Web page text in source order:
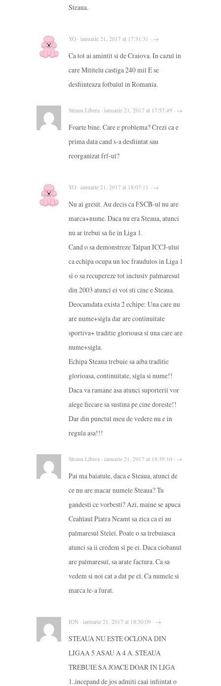
Steaua.
YO · ianuarie 21, 2017 at 17:31:31 · →
Ca tot ai amintit si de Craiova. In cazul in
care Mititelu castiga 240 mil E se
desfiinteaza fotbalul in Romania.
Steaua Libera · ianuarie 21, 2017 at 17:57:49 · →
Foarte bine. Care e problema? Crezi ca e
prima data cand s-a desfiintat sau
reorganizat frf-ul?
YO · ianuarie 21, 2017 at 18:07:11 · →
Nu ai gresit. Au decis ca FSCB-ul nu are
marca+nume. Daca nu era Steaua, atunci
nu ar trebui sa fie in Liga 1.
Cand o sa demonstreze Talpan ICCJ-ului
ca echipa ocupa un loc fraudulos in Liga 1
si o sa recupereze tot inclusiv palmaresul
din 2003 atunci ei voi sti cine e Steaua.
Deocamdata exista 2 echipe: Una care nu
are nume+sigla dar are continuitate
sportiva+ traditie glorioasa si una care are
nume+sigla.
Echipa Steaua trebuie sa aiba traditie
glorioasa, continuitate, sigla si nume!!
Daca va ramane asa atunci suporterii vor
alege fiecare sa sustina pe cine doreste!!
Dar din punctul meu de vedere nu e in
regula asa!!!
Steaua Libera · ianuarie 21, 2017 at 18:39:10 · →
Pai ma baiatule, daca e Steaua, atunci de
ce nu are macar numele Steaua? Tu
gandesti ce vorbesti? Azi, maine se apuca
Ceahlaul Piatra Neamt sa zica ca ei au
palmaresul Stelei. Poate o sa trebuiasca
atunci sa ii credem si pe ei. Daca ciobanul
are palmaresul, sa arate factura. Ca sa
vedem si noi cat a dat pe el. Ca numele si
marca le-a furat.
ION · ianuarie 21, 2017 at 18:30:09 · →
STEAUA NU ESTE OCLONA DIN
LIGAA 5 ASAU A 4 A. STEAUA
TREBUIE SA JOACE DOAR IN LIGA
1..incepand de jos admiti caai infiintat o